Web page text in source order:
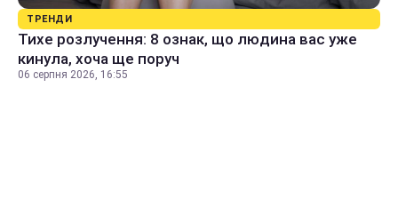
ТРЕНДИ
Тихе розлучення: 8 ознак, що людина вас уже
кинула, хоча ще поруч
06 серпня 2026, 16:55